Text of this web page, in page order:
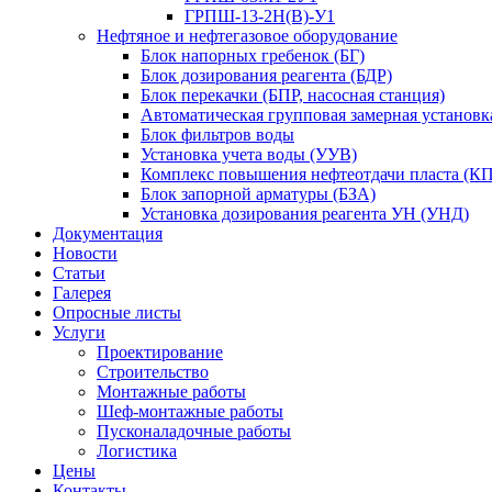
ГРПШ-13-2Н(В)-У1
Нефтяное и нефтегазовое оборудование
Блок напорных гребенок (БГ)
Блок дозирования реагента (БДР)
Блок перекачки (БПР, насосная станция)
Автоматическая групповая замерная
Блок фильтров воды
Установка учета воды (УУВ)
Комплекс повышения нефтеотдачи пласта
Блок запорной арматуры (БЗА)
Установка дозирования реагента УН (УНД)
Документация
Новости
Статьи
Галерея
Опросные листы
Услуги
Проектирование
Строительство
Монтажные работы
Шеф-монтажные работы
Пусконаладочные работы
Логистика
Цены